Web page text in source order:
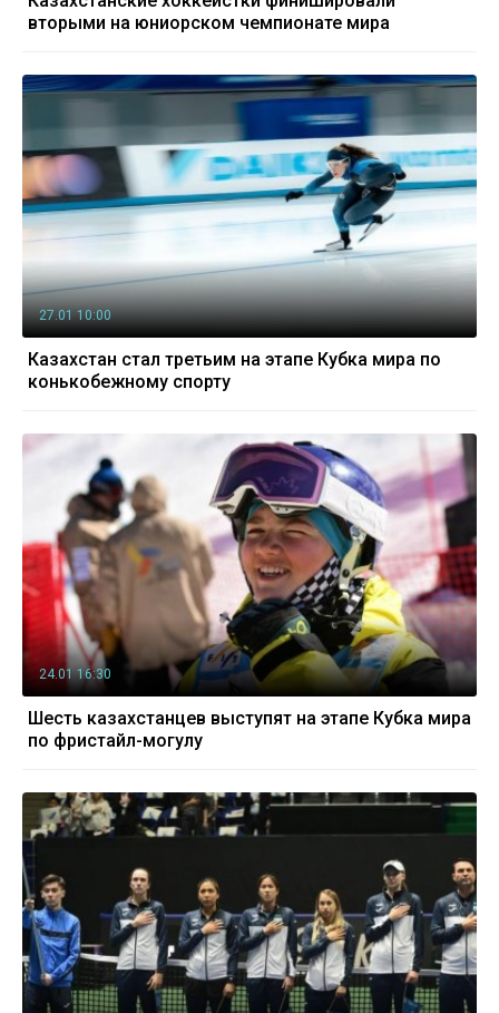
вторыми на юниорском чемпионате мира
27.01 10:00
Казахстан стал третьим на этапе Кубка мира по
конькобежному спорту
24.01 16:30
Шесть казахстанцев выступят на этапе Кубка мира
по фристайл-могулу